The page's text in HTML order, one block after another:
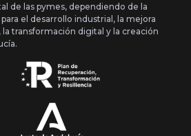
de las pymes, dependiendo de la
el desarrollo industrial, la mejora
transformación digital y la creación